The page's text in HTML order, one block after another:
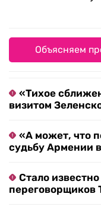
Объясняем
«Тихое
визитом
«А может, что
судьбу Армении
Стало
переговорщиков